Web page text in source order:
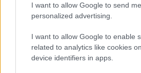
I want to allow Google to send me
personalized advertising.
I want to allow Google to enable
related to analytics like cookies
device identifiers in apps.
31/07/2026 - 1:35μμ